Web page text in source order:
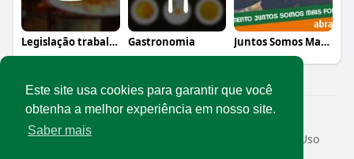
Este site usa cookies para garantir que você
obtenha a melhor experiência em nosso site.
Saber mais
Legislação trabalhista Gastronomia Juntos Somos Mais Fortes
© 2026 Rede Abrasel
Início
Sobre
Termos de Uso